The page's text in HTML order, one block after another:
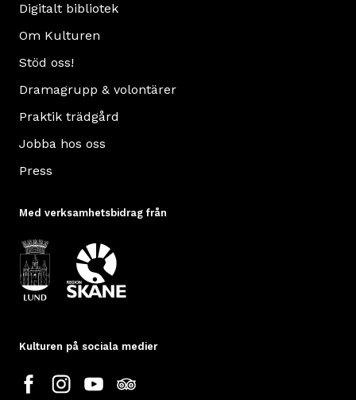
Digitalt bibliotek
Om Kulturen
Stöd oss!
Dramagrupp & volontärer
Praktik trädgård
Jobba hos oss
Press
Med verksamhetsbidrag från
Kulturen på sociala medier